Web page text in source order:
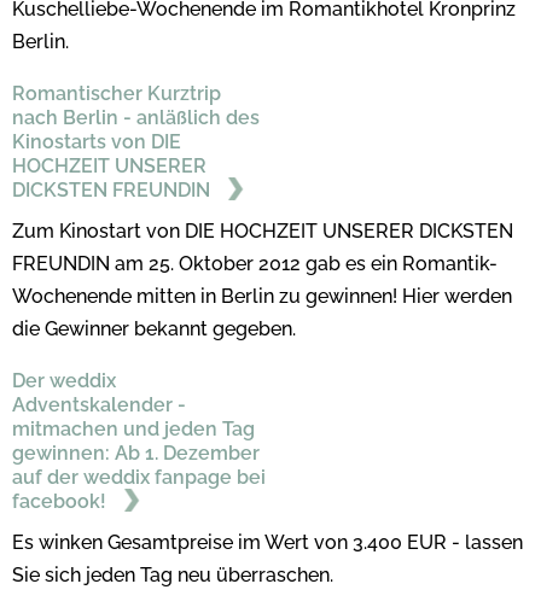
Kuschelliebe-Wochenende im Romantikhotel Kronprinz
Berlin.
Romantischer Kurztrip
nach Berlin - anläßlich des
Kinostarts von DIE
HOCHZEIT UNSERER
DICKSTEN FREUNDIN
Zum Kinostart von DIE HOCHZEIT UNSERER DICKSTEN
FREUNDIN am 25. Oktober 2012 gab es ein Romantik-
Wochenende mitten in Berlin zu gewinnen! Hier werden
die Gewinner bekannt gegeben.
Der weddix
Adventskalender -
mitmachen und jeden Tag
gewinnen: Ab 1. Dezember
auf der weddix fanpage bei
facebook!
Es winken Gesamtpreise im Wert von 3.400 EUR - lassen
Sie sich jeden Tag neu überraschen.